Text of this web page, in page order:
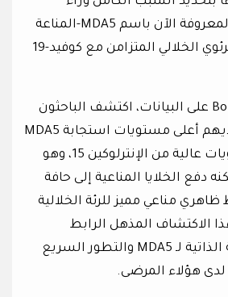
متلازمة يوركشاير، المعروفة الآن باسم MDA5-المناعة
الذاتية والالتهاب الرئوي الخلالي المتزامن مع كوفيد-19
من خلال تطبيق BoNE على البيانات، اكتشف الباحثون
أن المرضى الذين لديهم أعلى مستويات استجابة MDA5
أظهروا أيضًا مستويات عالية من الإنترلوكين 15، وهو
دفع الخلايا المناعية إلى حافة
مناعي مميز للرئة الخلالية
الاكتشاف المذهل الرابط
الحاسم بين المناعة الذاتية لـ MDA5 والتطور السريع
لدى هؤلاء المرضى.